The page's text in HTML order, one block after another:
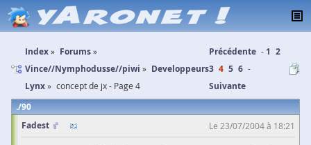
Index
Forums
Vince//Nymphodusse//piwi
Developpeurs
Lynx
concept de jx - Page 4
Précédente 1 2
3 4 5 6
Suivante
90
Fadest
Le 23/07/2004 à 18:21